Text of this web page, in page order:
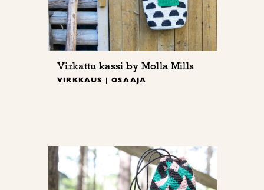
Virkattu kassi by Molla Mills
VIRKKAUS | OSAAJA